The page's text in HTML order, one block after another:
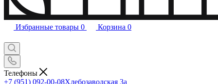
Избранные товары 0 Корзина 0
Телефоны
+7 (951) 092-00-08Хлебозаводская 3а